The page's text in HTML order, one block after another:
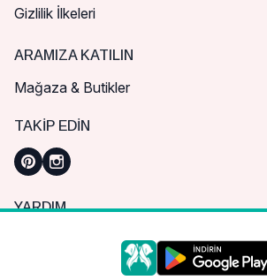
Gizlilik İlkeleri
ARAMIZA KATILIN
Mağaza & Butikler
TAKIP EDIN
YARDIM
Sık Sorulan Sorular
Nasıl Sipariş Verebilirim?
Daha iyi bir alışveriş deneyimi için çerezleri